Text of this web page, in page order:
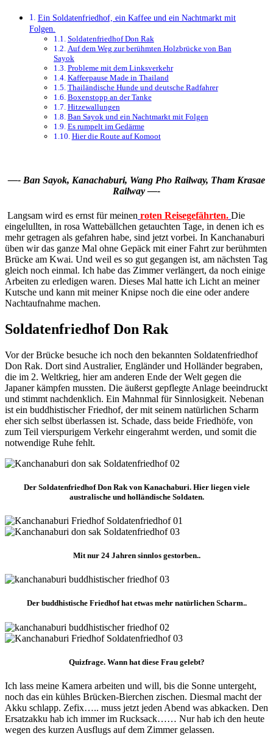
Ein Soldatenfriedhof, ein Kaffee und ein Nachtmarkt mit
Folgen.
Soldatenfriedhof Don Rak
Auf dem Weg zur berühmten Holzbrücke von Ban
Sayok
Probleme mit dem Linksverkehr
Kaffeepause Made in Thailand
Thailändische Hunde und deutsche Radfahrer
Boxenstopp an der Tanke
Hitzewallungen
Ban Sayok und ein Nachtmarkt mit Folgen
Es rumpelt im Gedärme
Hier die Route auf Komoot
—- Ban Sayok, Kanachaburi, Wang Pho Railway, Tham Krasae
Railway —-
Langsam wird es ernst für meinen roten Reisegefährten. Die
eingelullten, in rosa Wattebällchen getauchten Tage, in denen ich es
mehr getragen als gefahren habe, sind jetzt vorbei. In Kanchanaburi
üben wir das ganze Mal ohne Gepäck mit einer Fahrt zur berühmten
Brücke am Kwai. Und weil es so gut gegangen ist, am nächsten Tag
gleich noch einmal. Ich habe das Zimmer verlängert, da noch einige
Arbeiten zu erledigen waren. Dieses Mal hatte ich Licht an meiner
Kutsche und kann mit meiner Knipse noch die eine oder andere
Nachtaufnahme machen.
Soldatenfriedhof Don Rak
Vor der Brücke besuche ich noch den bekannten Soldatenfriedhof
Don Rak. Dort sind Australier, Engländer und Holländer begraben,
die im 2. Weltkrieg, hier am anderen Ende der Welt gegen die
Japaner kämpfen mussten. Die äußerst gepflegte Anlage beeindruckt
und stimmt nachdenklich. Ein Mahnmal für Sinnlosigkeit. Nebenan
ist ein buddhistischer Friedhof, der mit seinem natürlichen Scharm
eher sich selbst überlassen ist. Schade, dass beide Friedhöfe, von
zum Teil vierspurigem Verkehr eingerahmt werden, und somit die
notwendige Ruhe fehlt.
Der Soldatenfriedhof Don Rak von Kanachaburi. Hier liegen viele
australische und holländische Soldaten.
Mit nur 24 Jahren sinnlos gestorben..
Der buddhistische Friedhof hat etwas mehr natürlichen Scharm..
Quizfrage. Wann hat diese Frau gelebt?
Ich lass meine Kamera arbeiten und will, bis die Sonne untergeht,
noch das ein kühles Brücken-Bierchen zischen. Diesmal macht der
Akku schlapp. Zefix….. muss jetzt jeden Abend was abkacken. Den
Ersatzakku hab ich immer im Rucksack…… Nur hab ich den heute
wegen des kurzen Ausflugs auf dem Zimmer gelassen.